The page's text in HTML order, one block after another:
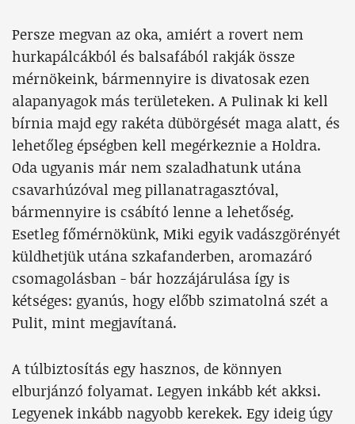
Persze megvan az oka, amiért a rovert nem
hurkapálcákból és balsafából rakják össze
mérnökeink, bármennyire is divatosak ezen
alapanyagok más területeken. A Pulinak ki kell
bírnia majd egy rakéta dübörgését maga alatt, és
lehetőleg épségben kell megérkeznie a Holdra.
Oda ugyanis már nem szaladhatunk utána
csavarhúzóval meg pillanatragasztóval,
bármennyire is csábító lenne a lehetőség.
Esetleg főmérnökünk, Miki egyik vadászgörényét
küldhetjük utána szkafanderben, aromazáró
csomagolásban - bár hozzájárulása így is
kétséges: gyanús, hogy előbb szimatolná szét a
Pulit, mint megjavítaná.
A túlbiztosítás egy hasznos, de könnyen
elburjánzó folyamat. Legyen inkább két akksi.
Legyenek inkább nagyobb kerekek. Egy ideig úgy